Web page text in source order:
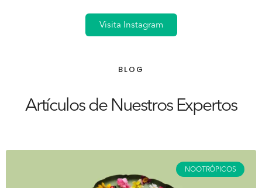
Visita Instagram
BLOG
Artículos de Nuestros Expertos
NOOTRÓPICOS